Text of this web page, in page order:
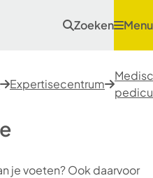
Zoeken Menu
Expertisecentrum
je voeten? Ook daarvoor